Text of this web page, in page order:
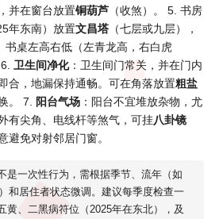
并在窗台放置铜葫芦 （收煞）。 5. 书房
年东南）放置文昌塔 （七层或九层），
书桌左高右低（左青龙高，右白虎
卫生间净化：卫生间门常关，并在门内
合，地漏保持通畅。可在角落放置粗盐
。 7. 阳台气场 ：阳台不宜堆放杂物，尤
有尖角、电线杆等煞气，可挂八卦镜
避免对射邻居门窗。
是一次性行为，需根据季节、流年（如
和居住者状态微调。建议每季度检查一
黄、二黑病符位（2025年在东北），及